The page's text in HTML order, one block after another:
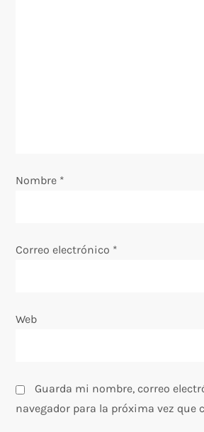
e
t
a
a
s
Nombre *
Correo electrónico *
Web
Guarda mi nombre, correo
navegador para la próxima vez que